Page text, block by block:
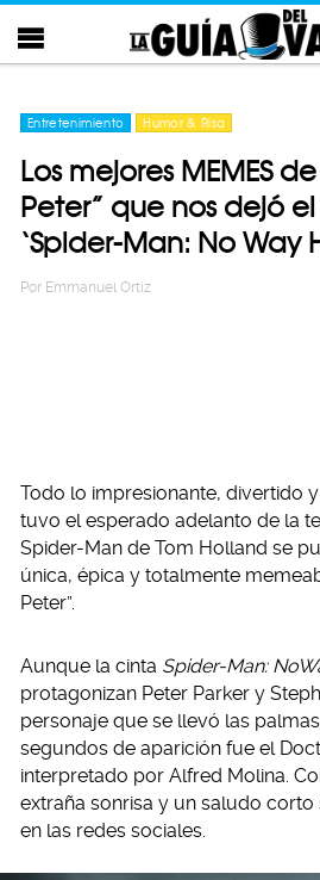
Entretenimiento Humor & Risa
Los mejores MEMES
Peter” que nos dejó
‘Spider-Man: No Way
Por Emmanuel Ortiz
Todo lo impresionante, divertido
tuvo el esperado adelanto de la
Spider-Man de Tom Holland se
única, épica y totalmente
Peter”.
Aunque la cinta Spider-Man:
protagonizan Peter Parker y
personaje que se llevó las
segundos de aparición fue el
interpretado por Alfred Molina.
extraña sonrisa y un saludo
en las redes sociales.